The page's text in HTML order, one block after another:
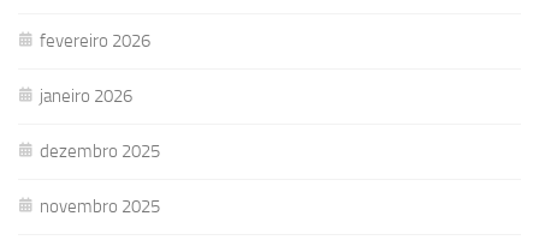
fevereiro 2026
janeiro 2026
dezembro 2025
novembro 2025